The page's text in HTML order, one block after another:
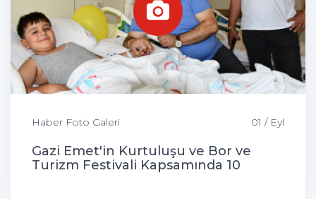
Haber Foto Galeri 01 / Eyl
Gazi Emet'in Kurtuluşu ve Bor ve
Turizm Festivali Kapsamında 10